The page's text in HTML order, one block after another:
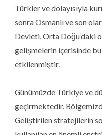
Türkler ve dolayısıyla
sonra Osmanlı ve son
Devleti, Orta Doğu’daki
gelişmelerin içerisinde
etkilenmiştir.
Günümüzde Türkiye ve
geçirmektedir.
Geliştirilen stratejilerin